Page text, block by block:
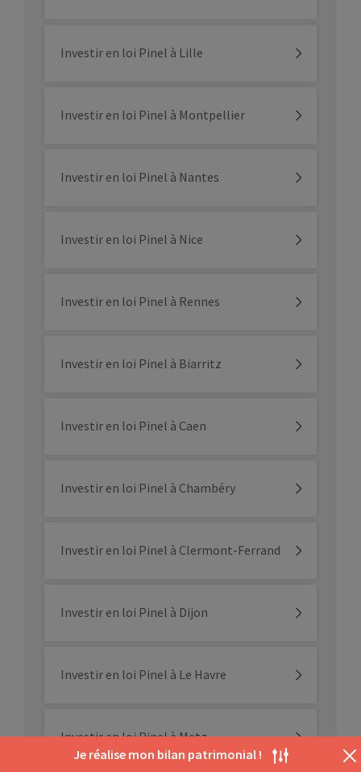
Investir en loi Pinel à Lille
Investir en loi Pinel à Montpellier
Investir en loi Pinel à Nantes
Investir en loi Pinel à Nice
Investir en loi Pinel à Rennes
Investir en loi Pinel à Biarritz
Investir en loi Pinel à Caen
Investir en loi Pinel à Chambéry
Investir en loi Pinel à Clermont-Ferrand
Investir en loi Pinel à Dijon
Investir en loi Pinel à Le Havre
Investir en loi Pinel à Metz
Je réalise mon bilan patrimonial !